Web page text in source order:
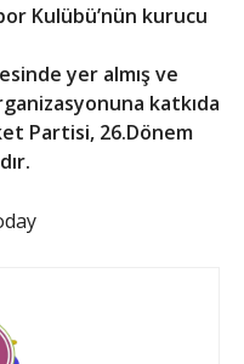
Kulübü’nün kurucu
yer almış ve
katkıda
Partisi, 26.Dönem